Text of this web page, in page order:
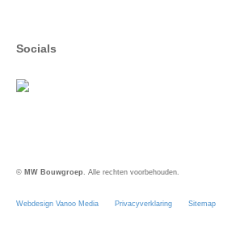
Socials
© MW Bouwgroep. Alle rechten voorbehouden.
Webdesign Vanoo Media Privacyverklaring Sitemap